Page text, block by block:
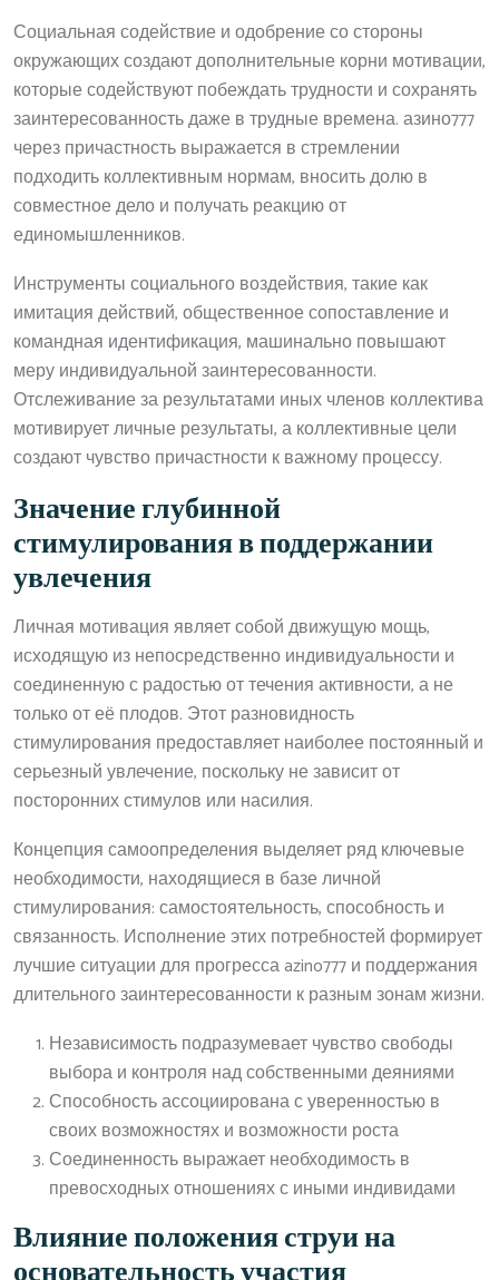
Социальная содействие и одобрение со стороны
окружающих создают дополнительные корни мотивации,
которые содействуют побеждать трудности и сохранять
заинтересованность даже в трудные времена. азино777
через причастность выражается в стремлении
подходить коллективным нормам, вносить долю в
совместное дело и получать реакцию от
единомышленников.
Инструменты социального воздействия, такие как
имитация действий, общественное сопоставление и
командная идентификация, машинально повышают
меру индивидуальной заинтересованности.
Отслеживание за результатами иных членов коллектива
мотивирует личные результаты, а коллективные цели
создают чувство причастности к важному процессу.
Значение глубинной
стимулирования в поддержании
увлечения
Личная мотивация являет собой движущую мощь,
исходящую из непосредственно индивидуальности и
соединенную с радостью от течения активности, а не
только от её плодов. Этот разновидность
стимулирования предоставляет наиболее постоянный и
серьезный увлечение, поскольку не зависит от
посторонних стимулов или насилия.
Концепция самоопределения выделяет ряд ключевые
необходимости, находящиеся в базе личной
стимулирования: самостоятельность, способность и
связанность. Исполнение этих потребностей формирует
лучшие ситуации для прогресса azino777 и поддержания
длительного заинтересованности к разным зонам жизни.
Независимость подразумевает чувство свободы
выбора и контроля над собственными деяниями
Способность ассоциирована с уверенностью в
своих возможностях и возможности роста
Соединенность выражает необходимость в
превосходных отношениях с иными индивидами
Влияние положения струи на